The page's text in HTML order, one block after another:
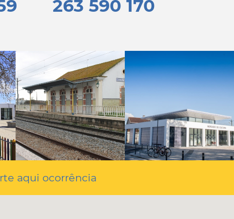
263 590 170
aqui ocorrência